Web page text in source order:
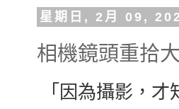
星期日, 2月 09,
相機鏡頭重拾
「因為攝影，